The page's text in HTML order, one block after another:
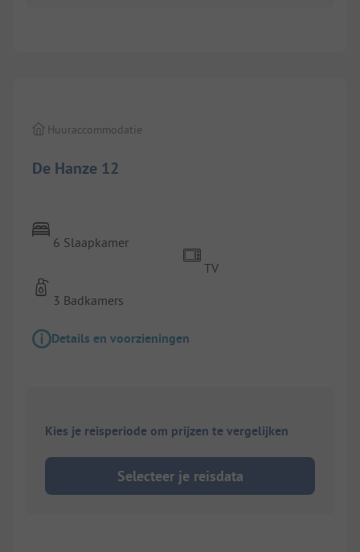
De Hanze 12
Huuraccommodatie
6 Slaapkamer
3 Badkamers
TV
Details en voorzieningen
Kies je reisperiode om prijzen te vergelijken
Selecteer je reisdata